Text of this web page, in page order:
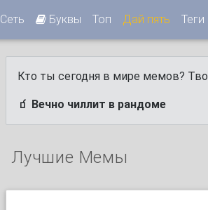
Сеть Буквы Топ Дай пять Теги
Кто ты сегодня в мире мемов?
🧃 Вечно чиллит в рандоме
Лучшие Мемы